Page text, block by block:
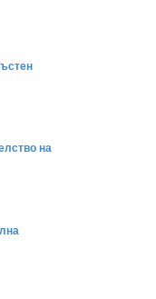
на